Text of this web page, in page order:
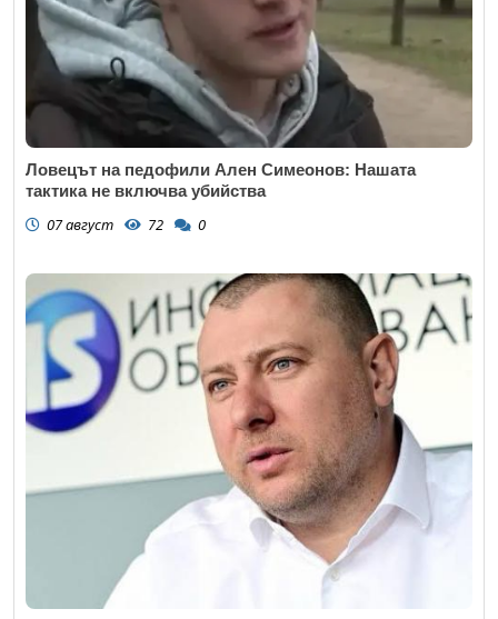
Ловецът на педофили Ален Симеонов: Нашата
тактика не включва убийства
07 август 72 0